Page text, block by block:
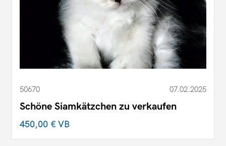
50670 07.02.2025
Schöne Siamkätzchen zu verkaufen
450,00 €VB